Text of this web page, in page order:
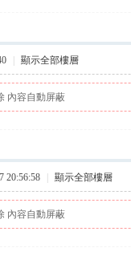
顯示全部樓層
內容自動屏蔽
20:56:58 顯示全部樓層
內容自動屏蔽